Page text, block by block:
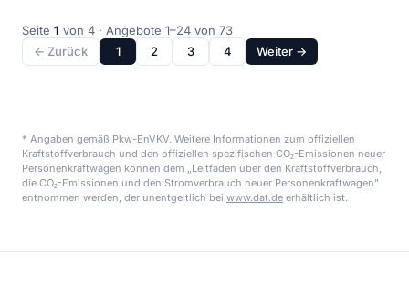
Seite 1 von 4 · Angebote 1–24 von 73
← Zurück
1 2 3 4 Weiter →
* Angaben gemäß Pkw-EnVKV. Weitere Informationen zum offiziellen
Kraftstoffverbrauch und den offiziellen spezifischen CO₂-Emissionen neuer
Personenkraftwagen können dem „Leitfaden über den Kraftstoffverbrauch,
die CO₂-Emissionen und den Stromverbrauch neuer Personenkraftwagen"
entnommen werden, der unentgeltlich bei www.dat.de erhältlich ist.